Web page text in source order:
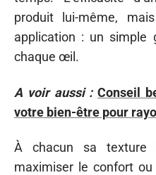
produit lui-même,
application : un simple
chaque œil.
A voir aussi : Conseil
votre bien-être pour
À chacun sa texture
maximiser le confort